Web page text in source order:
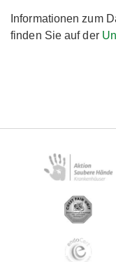
Informationen zum
finden Sie auf der